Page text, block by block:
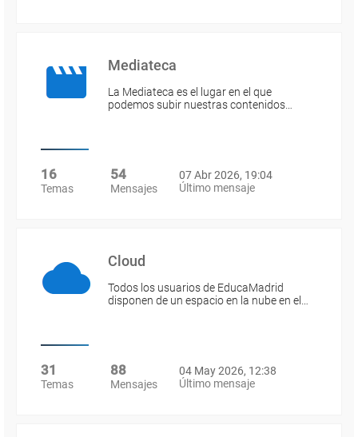
Mediateca
La Mediateca es el lugar en el que
podemos subir nuestras contenidos…
16
Temas
54
Mensajes
07 Abr 2026, 19:04
Último mensaje
Cloud
Todos los usuarios de EducaMadrid
disponen de un espacio en la nube en el…
31
Temas
88
Mensajes
04 May 2026, 12:38
Último mensaje